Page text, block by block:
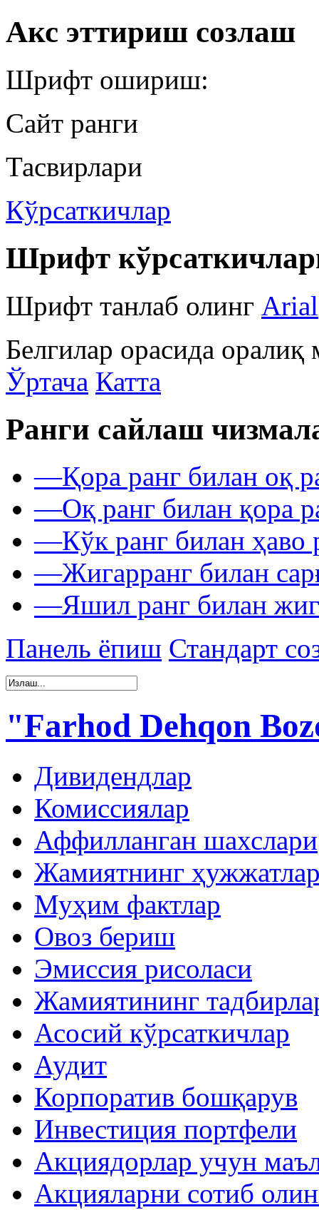
Акс эттириш созлаш
Шрифт ошириш:
Сайт ранги
Тасвирлари
Кўрсаткичлар
Шрифт
Шрифт танлаб олинг Arial
Белгилар орасида
Ўртача Катта
Ранги сайлаш
—Қора ранг билан оқ
—Оқ ранг билан қора
—Кўк ранг билан ҳаво
—Жигарранг билан
—Яшил ранг билан
Панель ёпиш Стандарт
"Farhod Dehqon
Дивидендлар
Комиссиялар
Аффилланган шахслари
Жамиятнинг
Муҳим фактлар
Овоз бериш
Эмиссия рисоласи
Жамиятининг
Асосий кўрсаткичлар
Аудит
Корпоратив бошқарув
Инвестиция портфели
Акциядорлар учун
Акцияларни сотиб